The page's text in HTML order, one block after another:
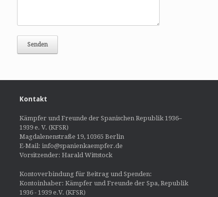
Kontakt
Kämpfer und Freunde der Spanischen Republik 1936–
1939 e. V. (KFSR)
Magdalenenstraße 19, 10365 Berlin
E-Mail: info@spanienkaempfer.de
Vorsitzender: Harald Wittstock
Kontoverbindung für Beitrag und Spenden:
Kontoinhaber: Kämpfer und Freunde der Spa, Republik
1936 - 1939 e.V. (KFSR)